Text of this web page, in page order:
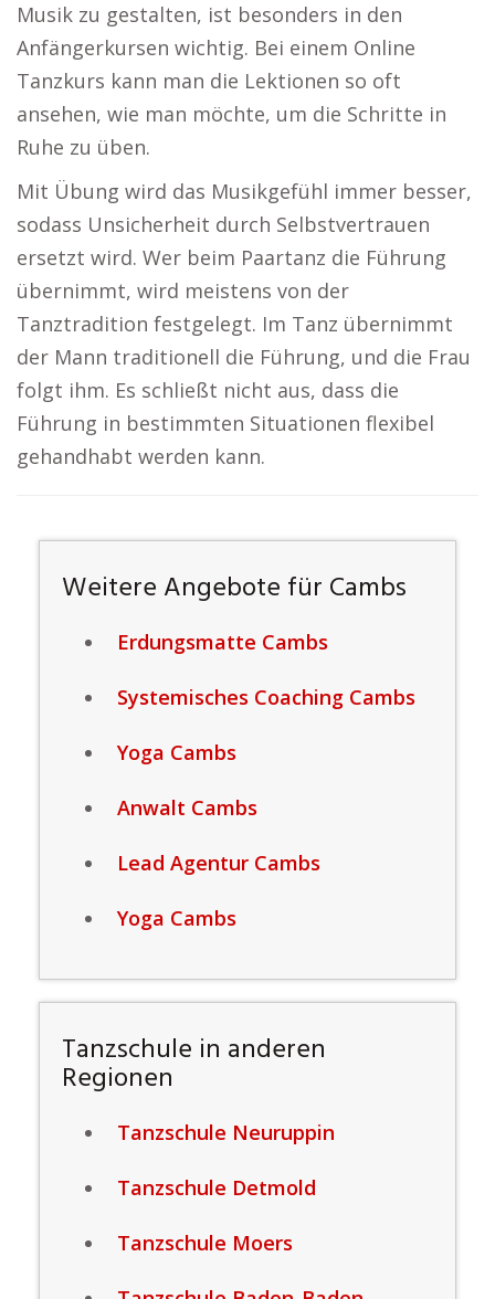
Musik zu gestalten, ist besonders in den
Anfängerkursen wichtig. Bei einem Online
Tanzkurs kann man die Lektionen so oft
ansehen, wie man möchte, um die Schritte in
Ruhe zu üben.
Mit Übung wird das Musikgefühl immer besser,
sodass Unsicherheit durch Selbstvertrauen
ersetzt wird. Wer beim Paartanz die Führung
übernimmt, wird meistens von der
Tanztradition festgelegt. Im Tanz übernimmt
der Mann traditionell die Führung, und die Frau
folgt ihm. Es schließt nicht aus, dass die
Führung in bestimmten Situationen flexibel
gehandhabt werden kann.
Weitere Angebote für Cambs
Erdungsmatte Cambs
Systemisches Coaching Cambs
Yoga Cambs
Anwalt Cambs
Lead Agentur Cambs
Yoga Cambs
Tanzschule in anderen
Regionen
Tanzschule Neuruppin
Tanzschule Detmold
Tanzschule Moers